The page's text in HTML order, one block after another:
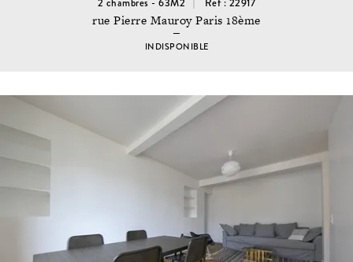
2 chambres - 63M2 Ref : 22917
rue Pierre Mauroy Paris 18ème
INDISPONIBLE